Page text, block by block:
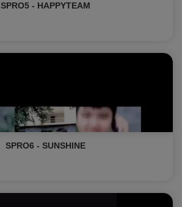
SPRO5 - HAPPYTEAM
SPRO6 - SUNSHINE